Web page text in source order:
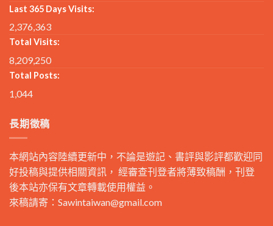
Last 365 Days Visits:
2,376,363
Total Visits:
8,209,250
Total Posts:
1,044
長期徵稿
本網站內容陸續更新中，不論是遊記、書評與影評都歡迎同
好投稿與提供相關資訊， 經審查刊登者將薄致稿酬，刊登
後本站亦保有文章轉載使用權益。
來稿請寄： Sawintaiwan@gmail.com